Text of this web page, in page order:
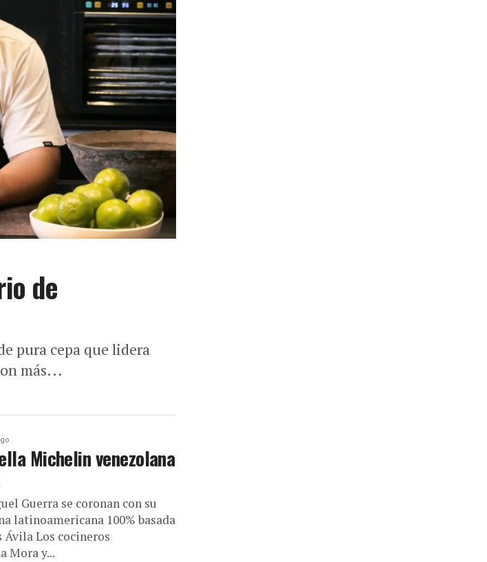
de
pura cepa que lidera
más...
Michelin venezolana
Guerra se coronan con su
latinoamericana 100% basada
Ávila Los cocineros
Mora y...